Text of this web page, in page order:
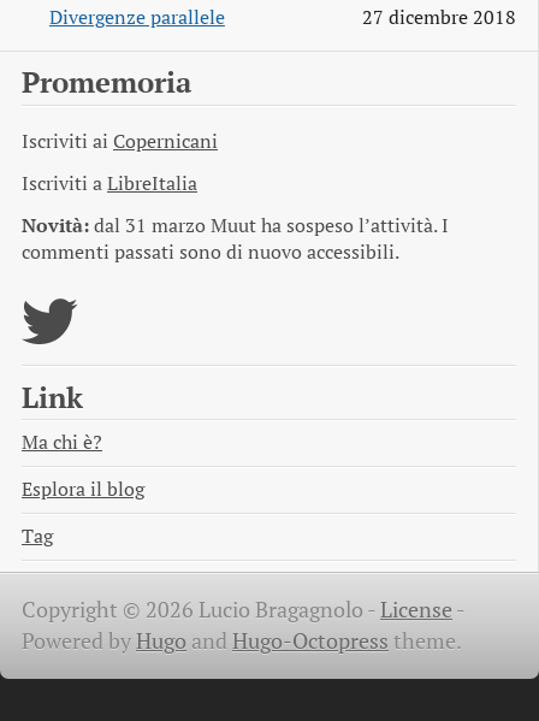
Divergenze parallele
27 dicembre 2018
Promemoria
Iscriviti ai Copernicani
Iscriviti aLibreItalia
Novità:dal 31 marzo Muut ha sospeso l’attività. I
commenti passati sono di nuovo accessibili.
Link
Ma chi è?
Esplora il blog
Tag
Copyright © 2026 Lucio Bragagnolo -License -
Powered byHugo and Hugo-Octopress theme.